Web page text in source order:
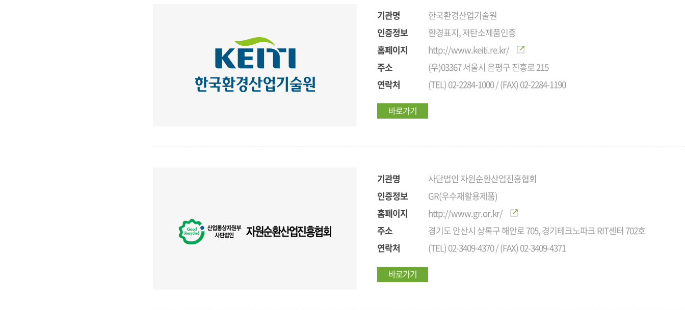
기관명
한국환경산업기술원
인증정보
환경표지, 저탄소제품인증
홈페이지
http://www.keiti.re.kr/
주소
(우)03367 서울시 은평구 진흥로 215
연락처
(TEL) 02-2284-1000 / (FAX) 02-2284-1190
바로가기
기관명
사단법인 자원순환산업진흥협회
인증정보
GR(우수재활용제품)
홈페이지
http://www.gr.or.kr/
주소
경기도 안산시 상록구 해안로 705, 경기테크노파크 RIT센터 702호
연락처
(TEL) 02-3409-4370 / (FAX) 02-3409-4371
바로가기